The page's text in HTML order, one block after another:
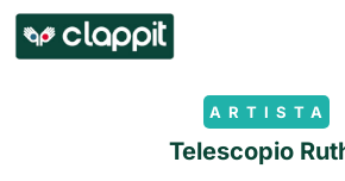
ARTISTA
Telescopio